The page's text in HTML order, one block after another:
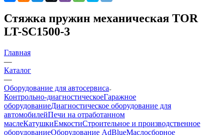
Стяжка пружин механическая TOR
LT-SC1500-3
Главная
—
Каталог
—
Оборудование для автосервиса
Контрольно-диагностическоеГаражное
оборудованиеДиагностическое оборудование для
автомобилейПечи на отработанном
маслеКатушкиЕмкостиСтроительное и производственное
оборудованиеОборудование AdBlueМаслосборное